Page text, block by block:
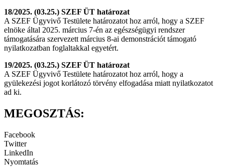
18/2025. (03.25.) SZEF ÜT határozat
A SZEF Ügyvivő Testülete határozatot hoz arról, hogy a SZEF
elnöke által 2025. március 7-én az egészségügyi rendszer
támogatására szervezett március 8-ai demonstrációt támogató
nyilatkozatban foglaltakkal egyetért.
19/2025. (03.25.) SZEF ÜT határozat
A SZEF Ügyvivő Testülete határozatot hoz arról, hogy a
gyülekezési jogot korlátozó törvény elfogadása miatt nyilatkozatot
ad ki.
MEGOSZTÁS:
Facebook
Twitter
LinkedIn
Nyomtatás